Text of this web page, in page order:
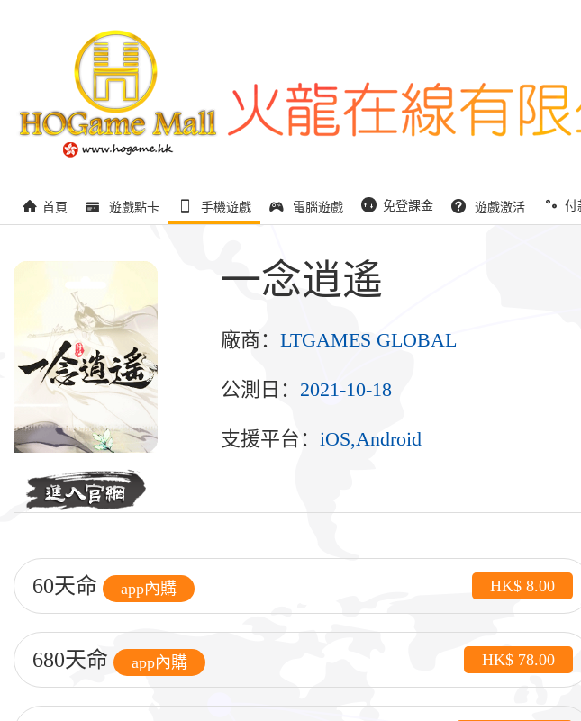
首頁 遊戲點卡 手機遊戲 電腦遊戲 免登課金 遊戲激活 付
一念逍遙
廠商： LTGAMES GLOBAL
公測日： 2021-10-18
支援平台： iOS,Android
60天命 app內購 HK$ 8.00
680天命 app內購 HK$ 78.00